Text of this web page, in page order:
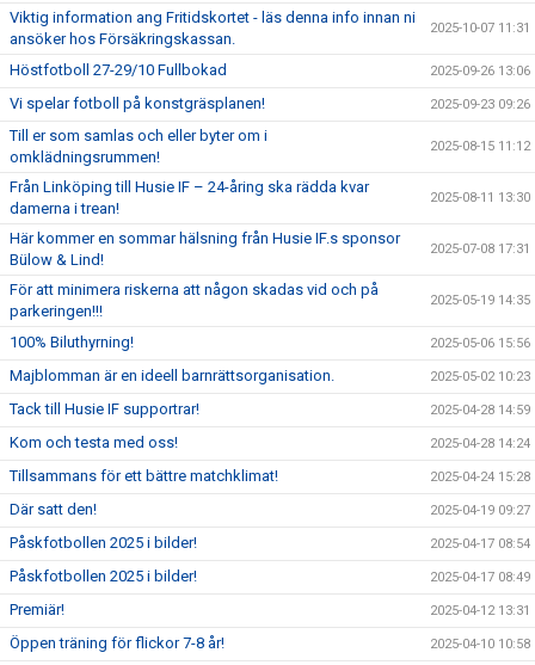
Viktig information ang Fritidskortet - läs denna info innan ni
ansöker hos Försäkringskassan.
2025-10-07 11:31
Höstfotboll 27-29/10 Fullbokad 2025-09-26 13:06
Vi spelar fotboll på konstgräsplanen! 2025-09-23 09:26
Till er som samlas och eller byter om i
omklädningsrummen!
2025-08-15 11:12
Från Linköping till Husie IF – 24-åring ska rädda kvar
damerna i trean!
2025-08-11 13:30
Här kommer en sommar hälsning från Husie IF.s sponsor
Bülow & Lind!
2025-07-08 17:31
För att minimera riskerna att någon skadas vid och på
parkeringen!!!
2025-05-19 14:35
100% Biluthyrning! 2025-05-06 15:56
Majblomman är en ideell barnrättsorganisation. 2025-05-02 10:23
Tack till Husie IF supportrar! 2025-04-28 14:59
Kom och testa med oss! 2025-04-28 14:24
Tillsammans för ett bättre matchklimat! 2025-04-24 15:28
Där satt den! 2025-04-19 09:27
Påskfotbollen 2025 i bilder! 2025-04-17 08:54
Påskfotbollen 2025 i bilder! 2025-04-17 08:49
Premiär! 2025-04-12 13:31
Öppen träning för flickor 7-8 år! 2025-04-10 10:58